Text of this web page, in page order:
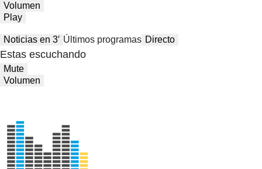
Volumen
Play
Noticias en 3′ Últimos programas Directo
Estas escuchando
Mute
Volumen